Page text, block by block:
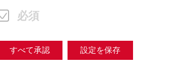
必須
すべて承認 設定を保存